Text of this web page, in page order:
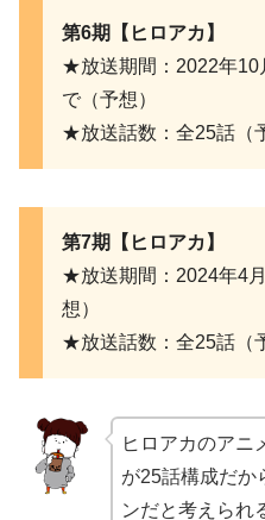
第6期【ヒロアカ】
★放送期間：2022年10
で（予想）
★放送話数：全25話（
第7期【ヒロアカ】
★放送期間：2024年4
想）
★放送話数：全25話（
ヒロアカのアニ
が25話構成だか
ンだと考えられ